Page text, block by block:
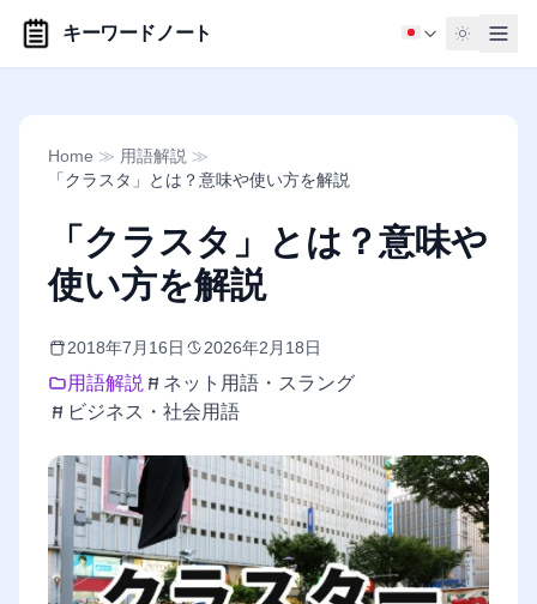
キーワードノート
Home ≫ 用語解説 ≫
「クラスタ」とは？意味や使い方を解説
「クラスタ」とは？意味や
使い方を解説
2018年7月16日 2026年2月18日
用語解説
ネット用語・スラング
ビジネス・社会用語